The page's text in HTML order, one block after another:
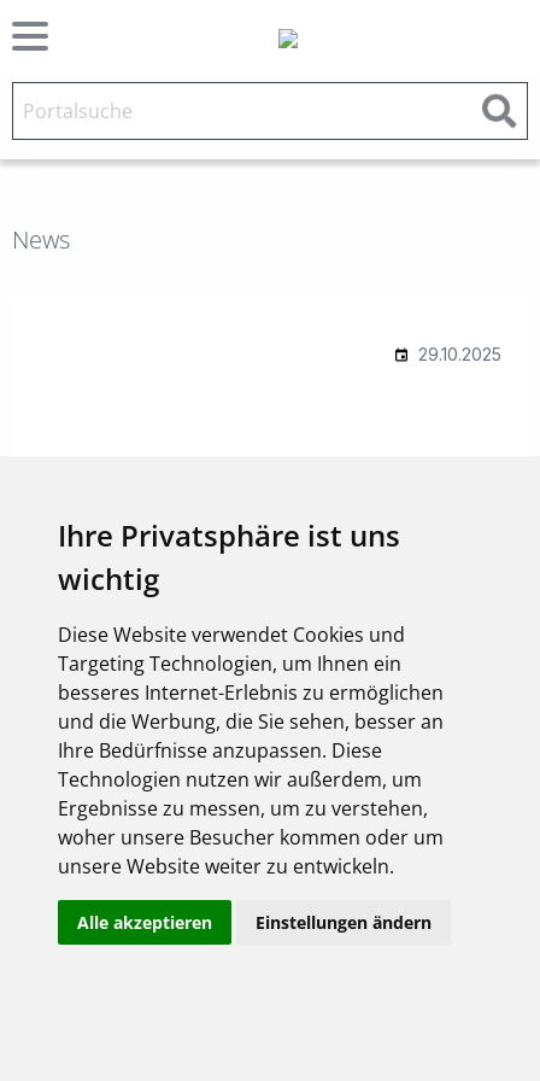
Ihre Privatsphäre ist uns
wichtig
Diese Website verwendet Cookies und
Targeting Technologien, um Ihnen ein
besseres Internet-Erlebnis zu ermöglichen
und die Werbung, die Sie sehen, besser an
Ihre Bedürfnisse anzupassen. Diese
Technologien nutzen wir außerdem, um
Ergebnisse zu messen, um zu verstehen,
woher unsere Besucher kommen oder um
unsere Website weiter zu entwickeln.
Alle akzeptieren Einstellungen ändern
News